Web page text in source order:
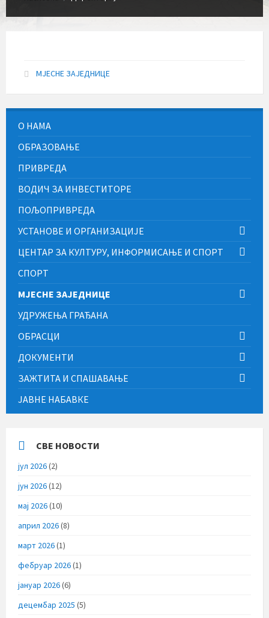
МЈЕСНЕ ЗАЈЕДНИЦЕ
О НАМА
ОБРАЗОВАЊЕ
ПРИВРЕДА
ВОДИЧ ЗА ИНВЕСТИТОРЕ
ПОЉОПРИВРЕДА
УСТАНОВЕ И ОРГАНИЗАЦИЈЕ
ЦЕНТАР ЗА КУЛТУРУ, ИНФОРМИСАЊЕ И СПОРТ
СПОРТ
МЈЕСНЕ ЗАЈЕДНИЦЕ
УДРУЖЕЊА ГРАЂАНА
ОБРАСЦИ
ДОКУМЕНТИ
ЗАЖТИТА И СПАШАВАЊЕ
ЈАВНЕ НАБАВКЕ
СВЕ НОВОСТИ
јул 2026(2)
јун 2026(12)
мај 2026(10)
април 2026(8)
март 2026(1)
фебруар 2026(1)
јануар 2026(6)
децембар 2025 (5)